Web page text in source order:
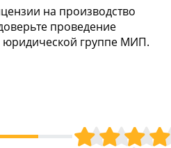
на производство
проведение
группе МИП.